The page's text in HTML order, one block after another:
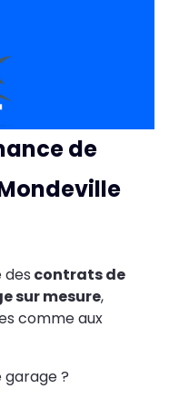
de
des contrats de
sur mesure,
comme aux
?